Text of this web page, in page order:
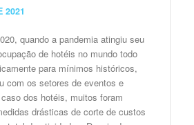
2021
quando a pandemia atingiu seu
de hotéis no mundo todo
para mínimos históricos,
com os setores de eventos e
dos hotéis, muitos foram
drásticas de corte de custos